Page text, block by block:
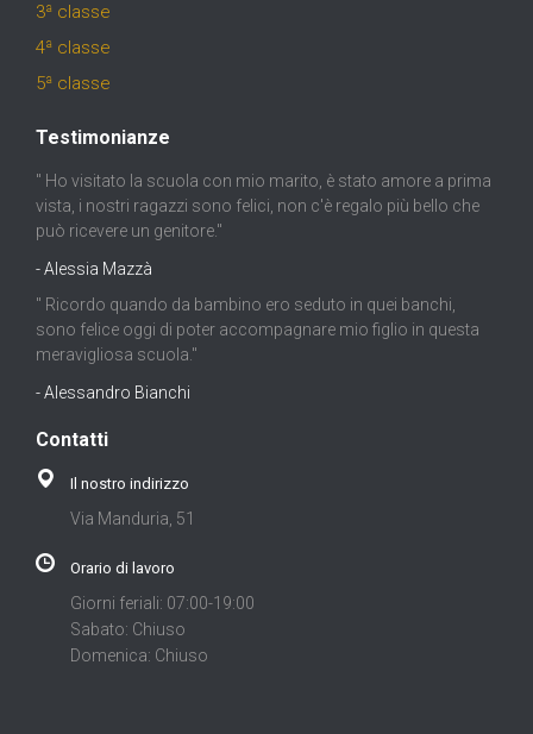
3ª classe
4ª classe
5ª classe
Testimonianze
" Ho visitato la scuola con mio marito, è stato amore a prima
vista, i nostri ragazzi sono felici, non c'è regalo più bello che
può ricevere un genitore."
- Alessia Mazzà
" Ricordo quando da bambino ero seduto in quei banchi,
sono felice oggi di poter accompagnare mio figlio in questa
meravigliosa scuola."
- Alessandro Bianchi
Contatti
Il nostro indirizzo
Via Manduria, 51
Orario di lavoro
Giorni feriali: 07:00-19:00
Sabato: Chiuso
Domenica: Chiuso